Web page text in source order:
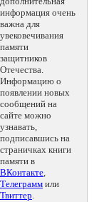
информация очень
важна для
увековечивания
памяти
защитников
Отечества.
Информацию о
появлении новых
сообщений на
сайте можно
узнавать,
подписавшись на
страничках книги
памяти в
ВКонтакте,
Телеграмм или
Твиттер.